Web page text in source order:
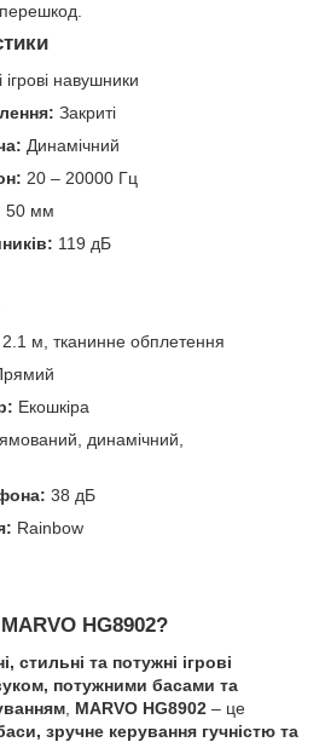
навушники
Закриті
Динамічний
20 – 20000 Гц
50 мм
119 дБ
2.1 м, тканинне обплетення
Екошкіра
динамічний,
38 дБ
Rainbow
HG8902?
стильні та потужні ігрові
потужними басами та
MARVO HG8902 – це
зручне керування гучністю та